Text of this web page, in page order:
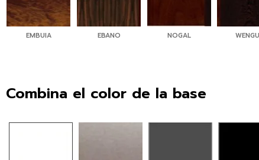
EMBUIA EBANO NOGAL
Combina el color de la base